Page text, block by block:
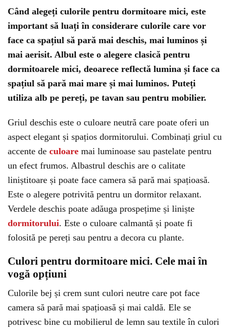
Când alegeți culorile pentru dormitoare mici, este
important să luați în considerare culorile care vor
face ca spațiul să pară mai deschis, mai luminos și
mai aerisit. Albul este o alegere clasică pentru
dormitoarele mici, deoarece reflectă lumina și face ca
spațiul să pară mai mare și mai luminos. Puteți
utiliza alb pe pereți, pe tavan sau pentru mobilier.
Griul deschis este o culoare neutră care poate oferi un
aspect elegant și spațios dormitorului. Combinați griul cu
accente de culoare mai luminoase sau pastelate pentru
un efect frumos. Albastrul deschis are o calitate
liniștitoare și poate face camera să pară mai spațioasă.
Este o alegere potrivită pentru un dormitor relaxant.
Verdele deschis poate adăuga prospețime și liniște
dormitorului. Este o culoare calmantă și poate fi
folosită pe pereți sau pentru a decora cu plante.
Culori pentru dormitoare mici. Cele mai în
vogă opțiuni
Culorile bej și crem sunt culori neutre care pot face
camera să pară mai spațioasă și mai caldă. Ele se
potrivesc bine cu mobilierul de lemn sau textile în culori